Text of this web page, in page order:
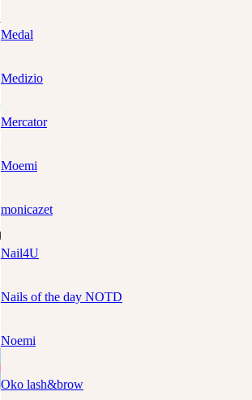
Medal
Medizio
Mercator
Moemi
monicazet
Nail4U
Nails of the day NOTD
Noemi
Oko lash&brow